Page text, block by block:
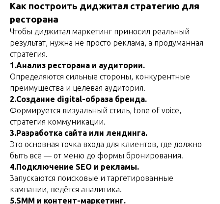
Как построить диджитал стратегию для
ресторана
Чтобы диджитал маркетинг приносил реальный
результат, нужна не просто реклама, а продуманная
стратегия.
1.Анализ ресторана и аудитории.
Определяются сильные стороны, конкурентные
преимущества и целевая аудитория.
2.Создание digital-образа бренда.
Формируется визуальный стиль, tone of voice,
стратегия коммуникации.
3.Разработка сайта или лендинга.
Это основная точка входа для клиентов, где должно
быть всё — от меню до формы бронирования.
4.Подключение SEO и рекламы.
Запускаются поисковые и таргетированные
кампании, ведётся аналитика.
5.SMM и контент-маркетинг.